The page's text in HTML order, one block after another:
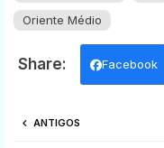
Oriente Médio
Facebook
ANTIGOS